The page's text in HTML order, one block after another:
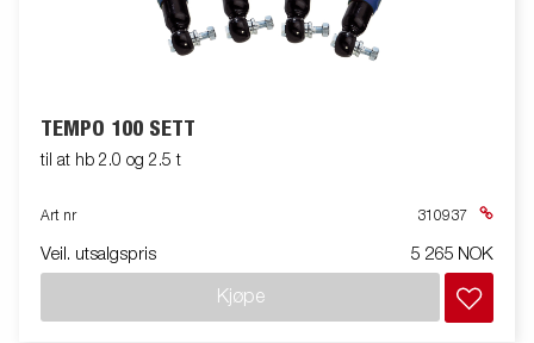
TEMPO 100 SETT
til at hb 2.0 og 2.5 t
Art nr 310937
Veil. utsalgspris 5 265 NOK
Kjøpe